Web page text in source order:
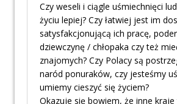
Czy weseli i ciągle uśmiechnięci
życiu lepiej? Czy łatwiej jest im
satysfakcjonującą ich pracę,
dziewczynę / chłopaka czy też
znajomych? Czy Polacy są
naród ponuraków, czy jesteśmy
umiemy cieszyć się życiem?
Okazuje się bowiem, że inne